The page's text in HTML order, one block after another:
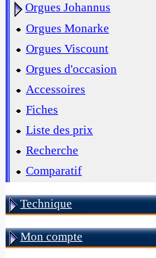
Orgues Johannus
Orgues Monarke
Orgues Viscount
Orgues d'occasion
Accessoires
Fiches
Liste des prix
Recherche
Comparatif
Technique
Mon compte